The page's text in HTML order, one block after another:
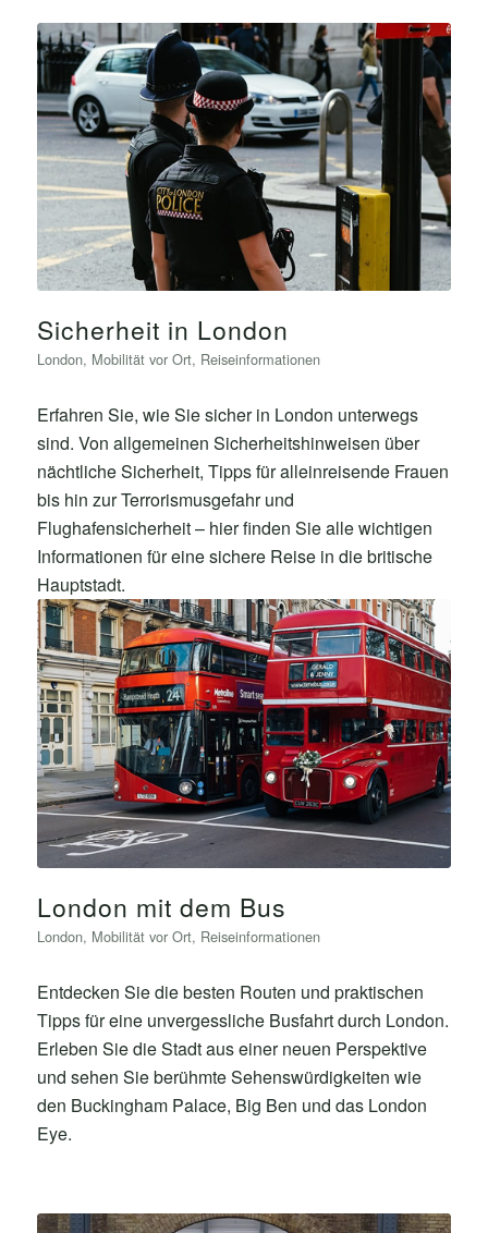
Sicherheit in London
London, Mobilität vor Ort, Reiseinformationen
Erfahren Sie, wie Sie sicher in London unterwegs
sind. Von allgemeinen Sicherheitshinweisen über
nächtliche Sicherheit, Tipps für alleinreisende Frauen
bis hin zur Terrorismusgefahr und
Flughafensicherheit – hier finden Sie alle wichtigen
Informationen für eine sichere Reise in die britische
Hauptstadt.
London mit dem Bus
London, Mobilität vor Ort, Reiseinformationen
Entdecken Sie die besten Routen und praktischen
Tipps für eine unvergessliche Busfahrt durch London.
Erleben Sie die Stadt aus einer neuen Perspektive
und sehen Sie berühmte Sehenswürdigkeiten wie
den Buckingham Palace, Big Ben und das London
Eye.